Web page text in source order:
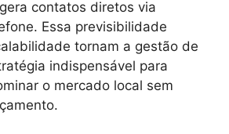
contatos diretos via
Essa previsibilidade
tornam a gestão de
indispensável para
o mercado local sem